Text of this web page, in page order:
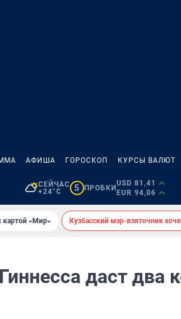
АФИША ГОРОСКОП КУРСЫ ВАЛЮТ
СЕЙЧАС
+24°C
5 ПРОБКИ
USD 81,41
EUR 94,06
картой «Мир» Кузбасский мэр-взяточник
даст два